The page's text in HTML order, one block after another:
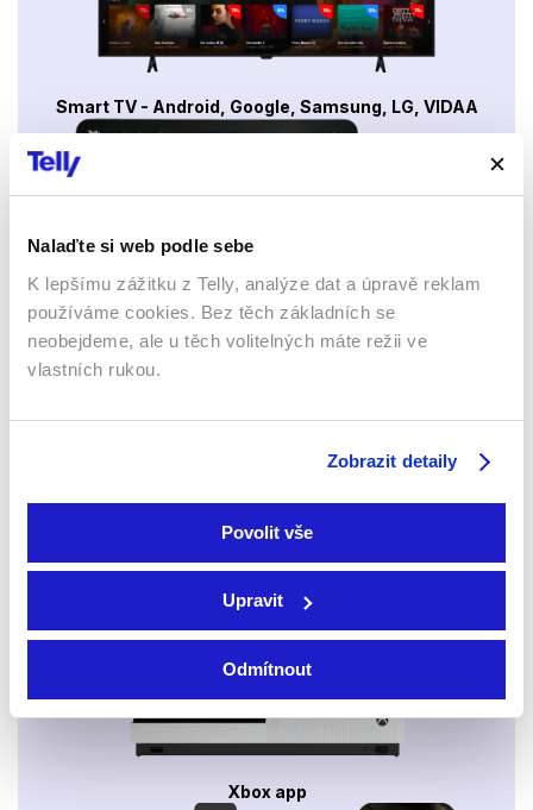
Nalaďte si web podle sebe
K lepšímu zážitku z Telly, analýze dat a úpravě reklam
používáme cookies. Bez těch základních se
neobejdeme, ale u těch volitelných máte režii ve
vlastních rukou.
Zobrazit detaily
Povolit vše
Upravit
Odmítnout
Smart TV - Android, Google, Samsung, LG, VIDAA
Mobily a tablety (Android a Apple)
Xbox app